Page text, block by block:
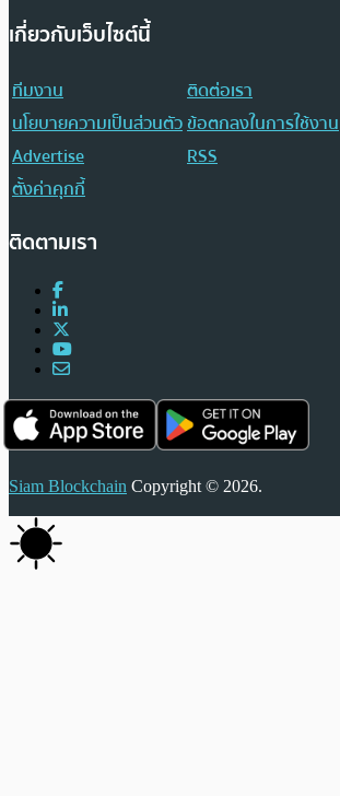
เกี่ยวกับเว็บไซต์นี้
ทีมงาน
ติดต่อเรา
นโยบายความเป็นส่วนตัวข้อตกลงในการใช้งาน
Advertise
RSS
ตั้งค่าคุกกี้
ติดตามเรา
Siam Blockchain Copyright © 2026.